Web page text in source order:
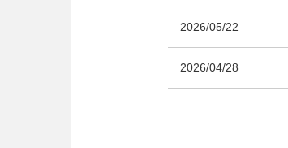
2026/05/22
2026/04/28